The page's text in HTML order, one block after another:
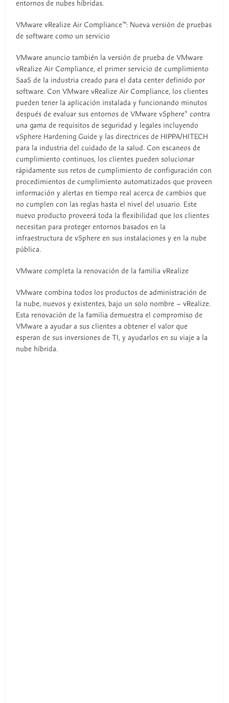
entornos de nubes híbridas.
VMware vRealize Air Compliance™: Nueva versión de pruebas
de software como un servicio
VMware anuncio también la versión de prueba de VMware
vRealize Air Compliance, el primer servicio de cumplimiento
SaaS de la industria creado para el data center definido por
software. Con VMware vRealize Air Compliance, los clientes
pueden tener la aplicación instalada y funcionando minutos
después de evaluar sus entornos de VMware vSphere® contra
una gama de requisitos de seguridad y legales incluyendo
vSphere Hardening Guide y las directrices de HIPPA/HITECH
para la industria del cuidado de la salud. Con escaneos de
cumplimiento continuos, los clientes pueden solucionar
rápidamente sus retos de cumplimiento de configuración con
procedimientos de cumplimiento automatizados que proveen
información y alertas en tiempo real acerca de cambios que
no cumplen con las reglas hasta el nivel del usuario. Este
nuevo producto proveerá toda la flexibilidad que los clientes
necesitan para proteger entornos basados en la
infraestructura de vSphere en sus instalaciones y en la nube
pública.
VMware completa la renovación de la familia vRealize
VMware combina todos los productos de administración de
la nube, nuevos y existentes, bajo un solo nombre – vRealize.
Esta renovación de la familia demuestra el compromiso de
VMware a ayudar a sus clientes a obtener el valor que
esperan de sus inversiones de TI, y ayudarlos en su viaje a la
nube híbrida.